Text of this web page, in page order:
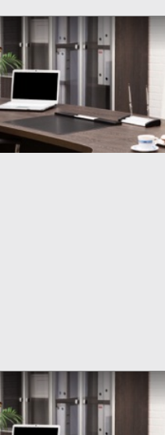
a Padova
e6fcb63e
a Padova